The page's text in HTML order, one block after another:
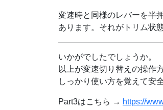
変速時と同様のレバーを半
あります。それがトリム状態
いかがでしたでしょうか。
以上が変速切り替えの操作
しっかり使い方を覚えて安
Part3はこちら → https://